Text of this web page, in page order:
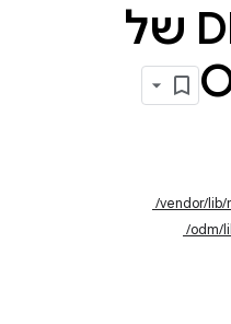
מחיצות DLKM של